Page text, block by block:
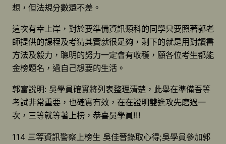
想，但法規分數還不差。
這次有幸上岸，對於要準備資訊類科的同學只要照著郭老
師提供的課程及考猜其實就很足夠，剩下的就是用對讀書
方法及毅力，聰明的努力一定會有收穫，願各位考生都能
金榜題名，過自己想要的生活。
郭富說明: 吳學員確實將列表整理清楚，此舉在準備吾等
考試非常重要，也確實有效，在在證明雙進攻先磨過一
次，三等就等著上榜，恭喜吳學員!!!
114 三等資訊警察上榜生 吳佳晉錄取心得;吳學員參加郭